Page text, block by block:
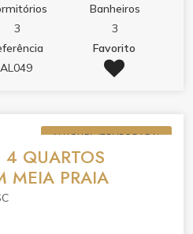
3
Banheiros
3
AL049
Favorito
ALUGUEL (TEMPORADA)
4 QUARTOS
MEIA PRAIA